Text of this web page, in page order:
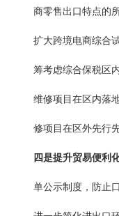
商零售出口特点的
扩大跨境电商综合
筹考虑综合保税区
维修项目在区内落
修项目在区外先行
四是提升贸易便利
单公示制度，防止